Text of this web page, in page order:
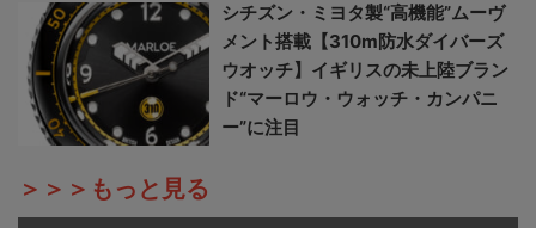
シチズン・ミヨタ製“高機能”ムーヴ
メント搭載【310m防水ダイバーズ
ウオッチ】イギリスの未上陸ブラン
ド“マーロウ・ウォッチ・カンパニ
ー”に注目
＞＞＞もっと見る